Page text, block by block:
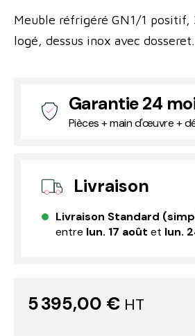
Meuble réfrigéré GN1/1 positif,
logé, dessus inox avec dosseret.
Garantie 24
Pièces + main d'œuvre +
Livraison
Livraison Standard
entre lun. 17 août et lun.
5 395,00 €HT